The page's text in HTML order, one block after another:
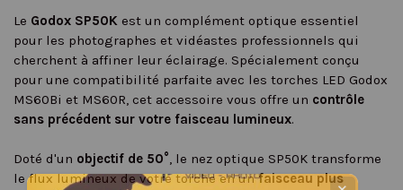
Le Godox SP50K est un complément optique essentiel
pour les photographes et vidéastes professionnels qui
cherchent à affiner leur éclairage. Spécialement conçu
pour une compatibilité parfaite avec les torches LED Godox
MS60Bi et MS60R, cet accessoire vous offre un contrôle
sans précédent sur votre faisceau lumineux.
Doté d'un objectif de 50°, le nez optique SP50K transforme
le flux lumineux de votre torche en unfaisceau plus